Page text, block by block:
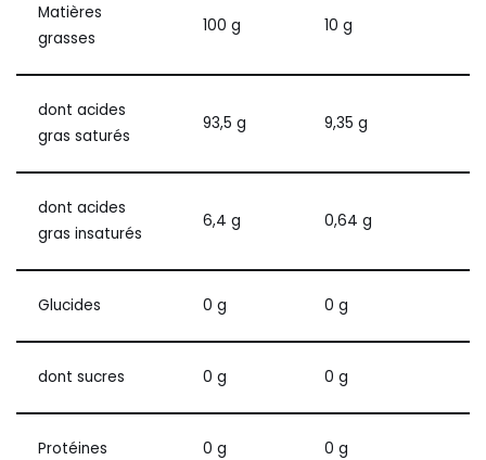
Matières
grasses
100 g 10 g
dont acides
gras saturés
93,5 g 9,35 g
dont acides
gras insaturés
6,4 g 0,64 g
Glucides 0 g 0 g
dont sucres 0 g 0 g
Protéines 0 g 0 g